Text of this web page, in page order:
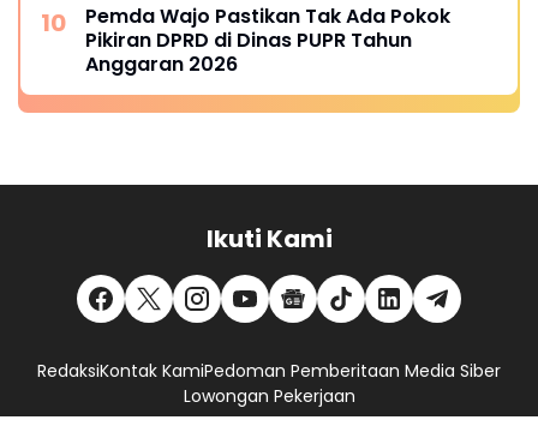
Pemda Wajo Pastikan Tak Ada Pokok
Pikiran DPRD di Dinas PUPR Tahun
Anggaran 2026
Ikuti Kami
RedaksiKontak KamiPedoman Pemberitaan Media Siber
Lowongan Pekerjaan